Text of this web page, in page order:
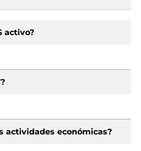
activo?
actividades económicas?